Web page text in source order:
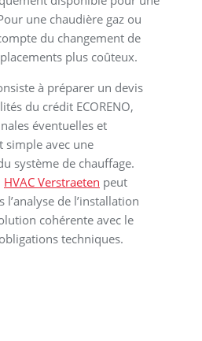
une chaudière gaz ou
du changement de
plus coûteux.
à préparer un devis
du crédit ECORENO,
éventuelles et
simple avec une
système de chauffage.
HVAC Verstraeten peut
de l’installation
cohérente avec le
techniques.